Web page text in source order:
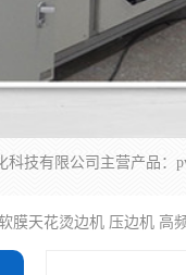
膜天花烫边机 压边机 高